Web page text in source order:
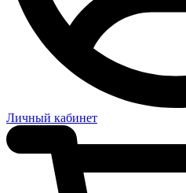
Личный кабинет